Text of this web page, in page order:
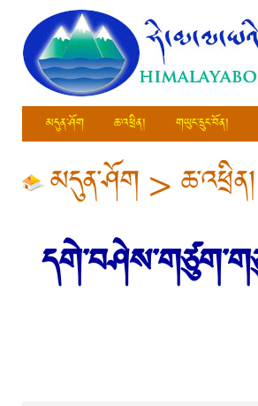
མདུན་ཤོག ཆ་འཕྲིན། གཡུང་དྲུང་བོན།
མདུན་ཤོག >ཆ་འཕྲིན།